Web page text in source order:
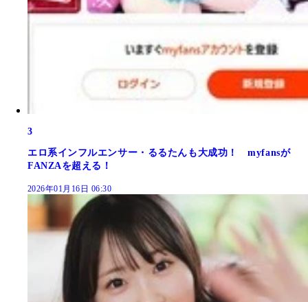
3
エロ系インフルエンサー・るるたんも大成功！ myfansが
FANZAを超える！
2026年01月16日 06:30